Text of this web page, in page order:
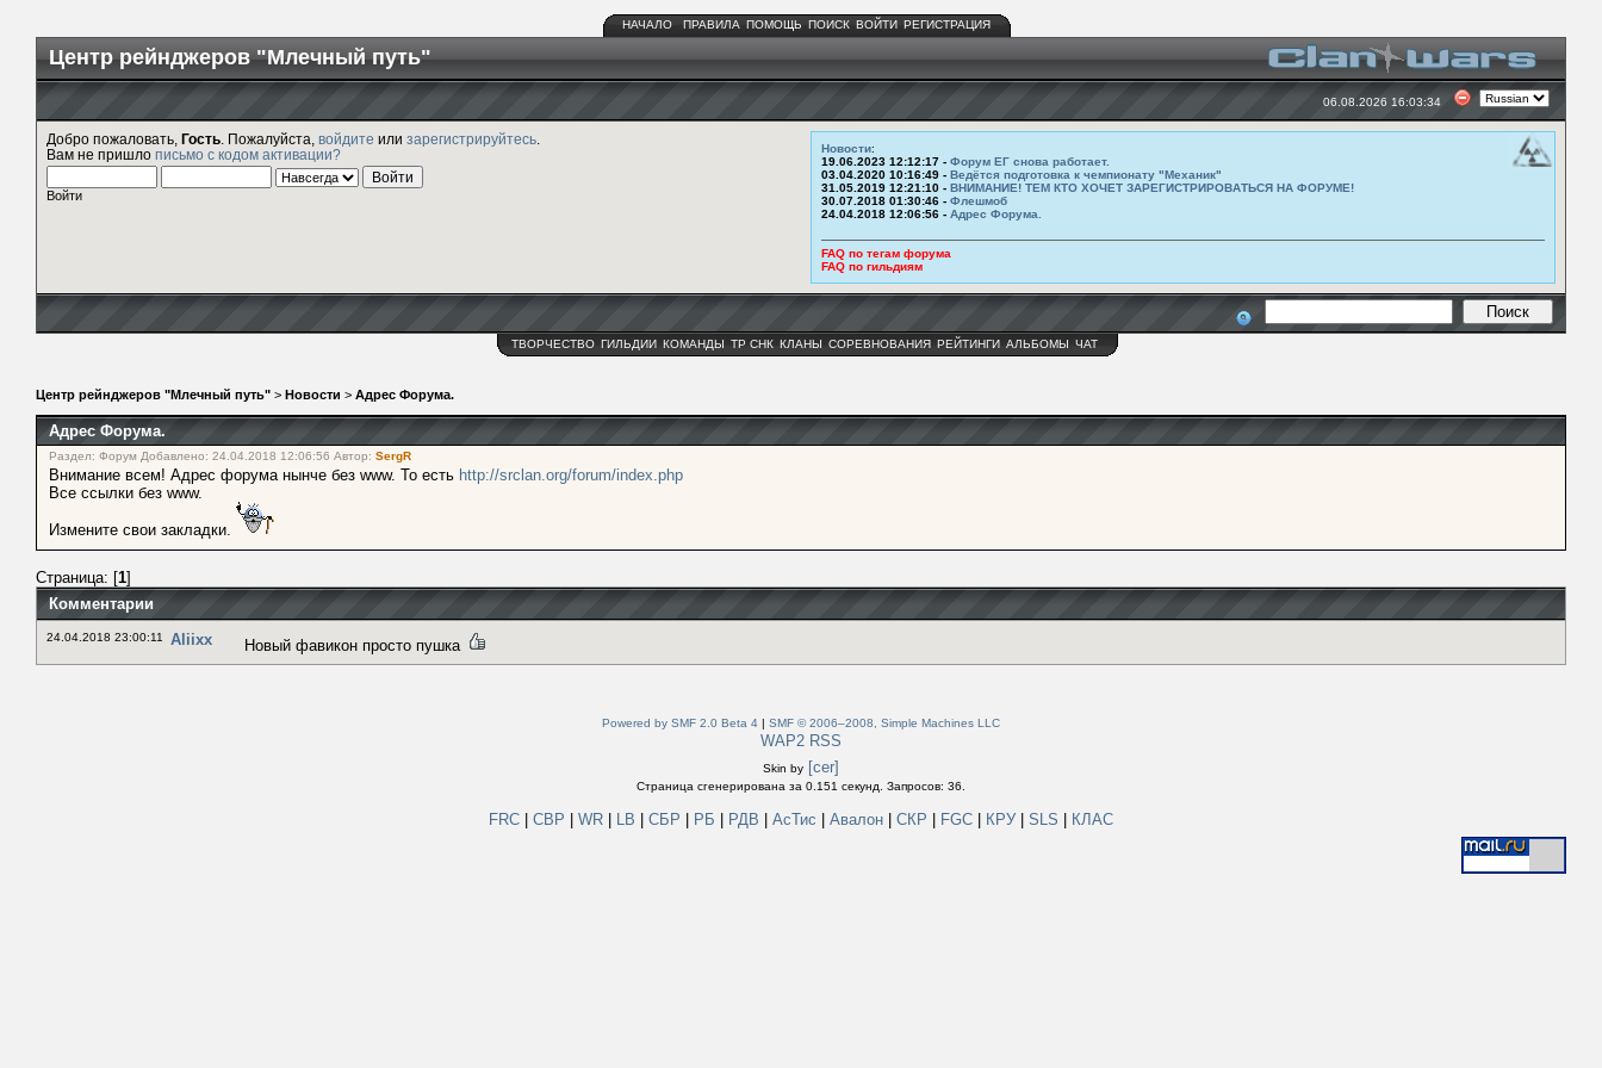
НАЧАЛО ПРАВИЛА ПОМОЩЬ ПОИСК ВОЙТИ РЕГИСТРАЦИЯ
Центр рейнджеров "Млечный путь"
06.08.2026 16:03:34
Добро пожаловать, Гость . Пожалуйста, войдите или зарегистрируйтесь
Вам не пришло письмо с кодом активации?
Войти
Новости:
19.06.2023 12:12:17 - Форум ЕГ снова работает.
03.04.2020 10:16:49 - Ведётся подготовка к чемпионату "Механик"
31.05.2019 12:21:10 - ВНИМАНИЕ! ТЕМ КТО ХОЧЕТ ЗАРЕГИСТРИРОВАТЬСЯ НА ФОРУМЕ!
30.07.2018 01:30:46 - Флешмоб
24.04.2018 12:06:56 - Адрес Форума.
FAQ по тегам форума
FAQ по гильдиям
ТВОРЧЕСТВО ГИЛЬДИИ КОМАНДЫ ТР СНК КЛАНЫ СОРЕВНОВАНИЯ РЕЙТИНГИ АЛЬБОМЫ ЧАТ
Центр рейнджеров "Млечный путь" > Новости > Адрес Форума.
Адрес Форума.
Раздел: Форум Добавлено: 24.04.2018 12:06:56 Автор: SergR
Внимание всем! Адрес форума нынче без www. То есть http://srclan.org/forum/index.php
Все ссылки без www.
Измените свои закладки.
Страница: [1]
Комментарии
24.04.2018 23:00:11 Aliixx Новый фавикон просто пушка
Powered by SMF 2.0 Beta 4 SMF © 2006–2008, Simple Machines LLC
WAP2 RSS
Skin by [cer]
Страница сгенерирована за 0.151 секунд. Запросов: 36.
FRC СВР WR LB СБР РБ РДВ АсТис Авалон СКР FGC КРУ SLS КЛАС